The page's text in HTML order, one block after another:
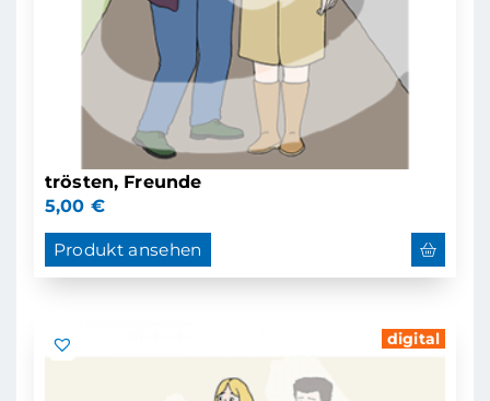
trösten, Freunde
5,00 €
Produkt ansehen
digital